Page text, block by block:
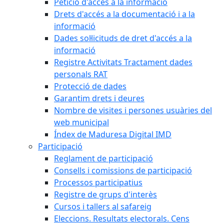
Drets d'accés a la documentació i a la
informació
Dades sol·licituds de dret d'accés a la
informació
Registre Activitats Tractament dades
personals RAT
Protecció de dades
Garantim drets i deures
Nombre de visites i persones usuàries del
web municipal
Índex de Maduresa Digital IMD
Participació
Reglament de participació
Consells i comissions de participació
Processos participatius
Registre de grups d'interès
Cursos i tallers al safareig
Eleccions. Resultats electorals. Cens